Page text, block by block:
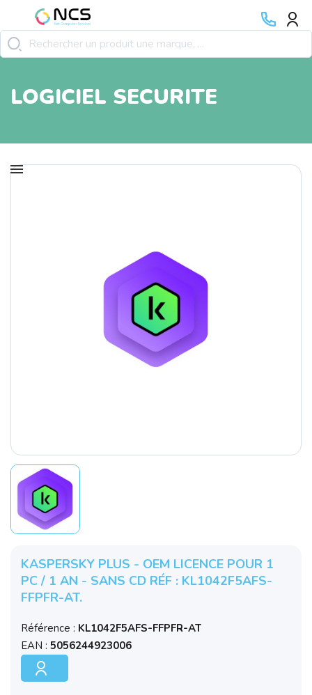
LOGICIEL SECURITE
KASPERSKY PLUS - OEM LICENCE POUR 1
PC / 1 AN - SANS CD RÉF : KL1042F5AFS-
FFPFR-AT.
Référence : KL1042F5AFS-FFPFR-AT
EAN : 5056244923006